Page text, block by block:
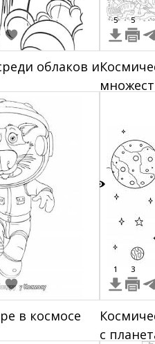
облаков и
5 5
в космосе
1 3
с